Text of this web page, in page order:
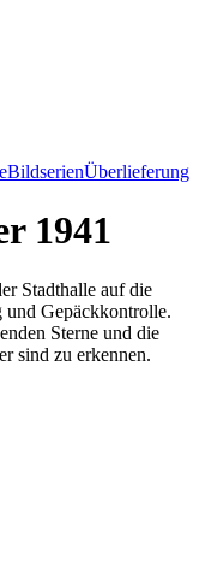
BildserienÜberlieferung
1941
Stadthalle auf die
und Gepäckkontrolle.
Sterne und die
sind zu erkennen.